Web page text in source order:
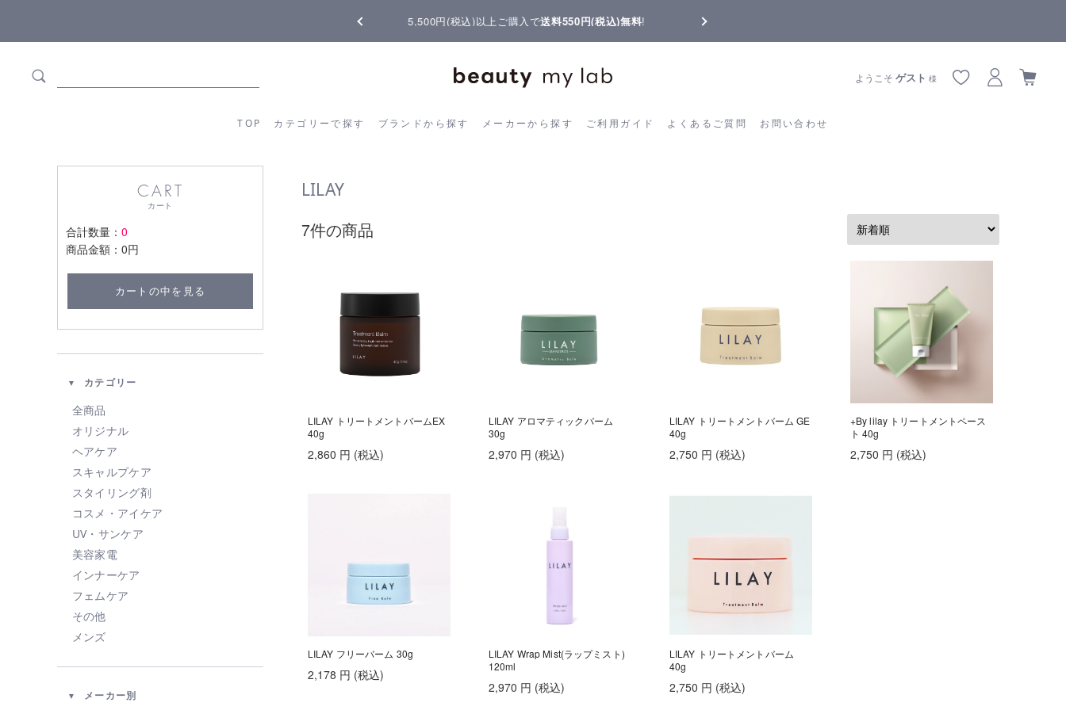
【重要】熊本地震の影響によりお届けに遅延が生じております
TOP カテゴリーで探す ブランドから探す メーカーから探す ご利用ガイド よくあるご質問 お問い合わせ
ようこそゲスト 様
カテゴリーから探す ブランドから探す メーカーから探す ご利用ガイド よくあるご質問
CART
カート
合計数量： 0
商品金額： 0円
カートの中を見る
カテゴリー
全商品
オリジナル
ヘアケア
スキャルプケア
スタイリング剤
コスメ・アイケア
UV・サンケア
美容家電
インナーケア
フェムケア
その他
メンズ
メーカー別
LILAY
7件の商品
LILAY トリートメントバームEX
40g
2,860 円 (税込)
LILAY アロマティックバーム
30g
2,970 円 (税込)
LILAY トリートメントバーム GE
40g
2,750 円 (税込)
+By lilay トリートメントペース
ト 40g
2,750 円 (税込)
LILAY フリーバーム 30g
2,178 円 (税込)
LILAY Wrap Mist(ラップミスト)
120ml
2,970 円 (税込)
LILAY トリートメントバーム
40g
2,750 円 (税込)